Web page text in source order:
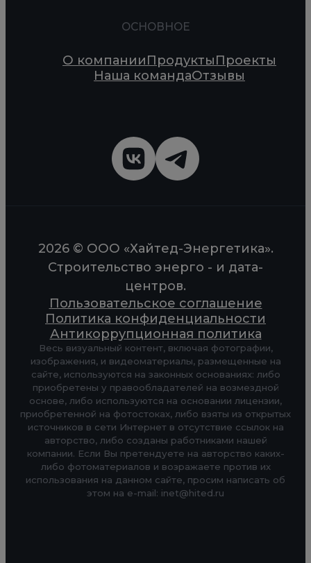
ОСНОВНОЕ
О компанииПродуктыПроекты
Наша командаОтзывы
2026 © ООО «Хайтед-Энергетика».
Строительство энерго - и дата-
центров.
Пользовательское соглашение
Политика конфиденциальности
Антикоррупционная политика
Весь визуальный контент, включая фотографии,
изображения, и видеоматериалы, размещенные на
сайте, используются на законных основаниях: либо
приобретены у правообладателей на возмездной
основе, либо используются на основании лицензии,
приобретенной на фотостоках, либо взяты из открытых
источников в сети Интернет в отсутствие ссылок на
авторство, либо созданы работниками нашей
компании. Если Вы претендуете на авторство каких-
либо фотоматериалов и возражаете против их
использования на данном сайте, просим написать об
этом на e-mail: inet@hited.ru